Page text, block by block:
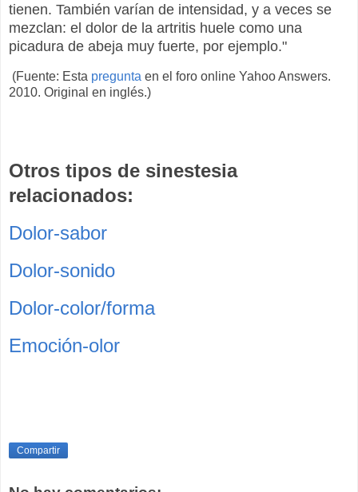
tienen. También varían de intensidad, y a veces se
mezclan: el dolor de la artritis huele como una
picadura de abeja muy fuerte, por ejemplo."
(Fuente: Esta pregunta en el foro online Yahoo Answers.
2010. Original en inglés.)
Otros tipos de sinestesia
relacionados:
Dolor-sabor
Dolor-sonido
Dolor-color/forma
Emoción-olor
Compartir